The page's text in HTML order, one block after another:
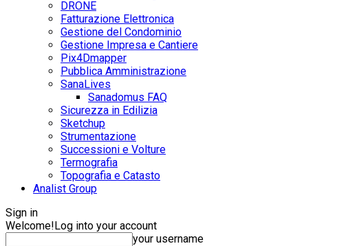
DRONE
Fatturazione Elettronica
Gestione del Condominio
Gestione Impresa e Cantiere
Pix4Dmapper
Pubblica Amministrazione
SanaLives
Sanadomus FAQ
Sicurezza in Edilizia
Sketchup
Strumentazione
Successioni e Volture
Termografia
Topografia e Catasto
Analist Group
Sign in
Welcome!Log into your account
your username